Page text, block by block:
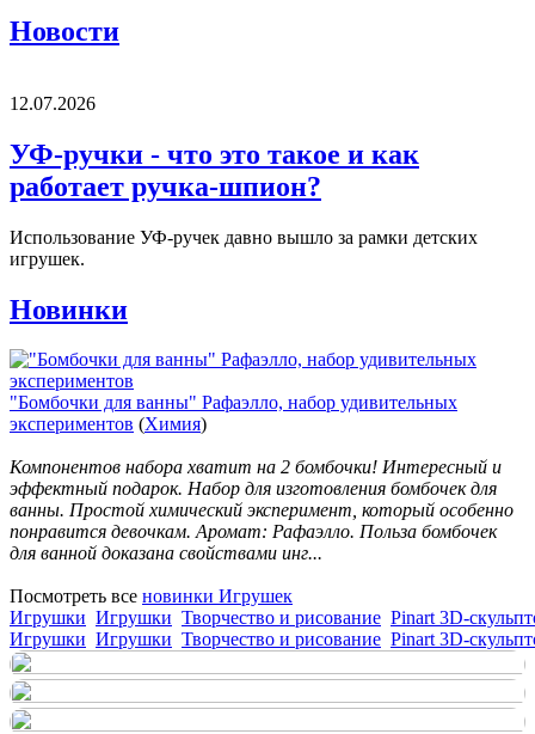
Новости
12.07.2026
УФ-ручки - что это такое и как
работает ручка-шпион?
Использование УФ-ручек давно вышло за рамки детских
игрушек.
Новинки
"Бомбочки для ванны" Рафаэлло, набор удивительных
экспериментов (Химия)
Компонентов набора хватит на 2 бомбочки! Интересный и
эффектный подарок. Набор для изготовления бомбочек для
ванны. Простой химический эксперимент, который особенно
понравится девочкам. Аромат: Рафаэлло. Польза бомбочек
для ванной доказана свойствами инг...
Посмотреть все новинки Игрушек
Игрушки Игрушки Творчество и рисование Pinart 3D-
Игрушки Игрушки Творчество и рисование Pinart 3D-